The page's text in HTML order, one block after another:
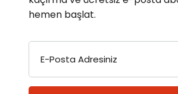
hemen başlat.
E-Posta Adresiniz